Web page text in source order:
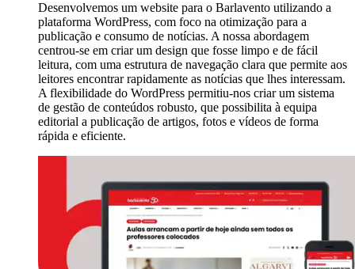
Desenvolvemos um website para o Barlavento utilizando a
plataforma WordPress, com foco na otimização para a
publicação e consumo de notícias. A nossa abordagem
centrou-se em criar um design que fosse limpo e de fácil
leitura, com uma estrutura de navegação clara que permite aos
leitores encontrar rapidamente as notícias que lhes interessam.
A flexibilidade do WordPress permitiu-nos criar um sistema
de gestão de conteúdos robusto, que possibilita à equipa
editorial a publicação de artigos, fotos e vídeos de forma
rápida e eficiente.